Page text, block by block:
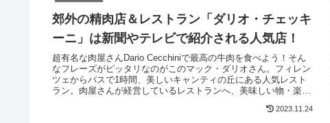
郊外の精肉店＆レストラン「ダリオ・チェッキ
ーニ」は新聞やテレビで紹介される人気店！
超有名な肉屋さんDario Cecchiniで最高の牛肉を食べよう！そん
なフレーズがピッタリなのがこのマック・ダリオさん。フィレン
ツェからバスで1時間、美しいキャンティの丘にある人気レスト
ラン。肉屋さんが経営しているレストランへ、美味しい物・楽し
2023.11.24